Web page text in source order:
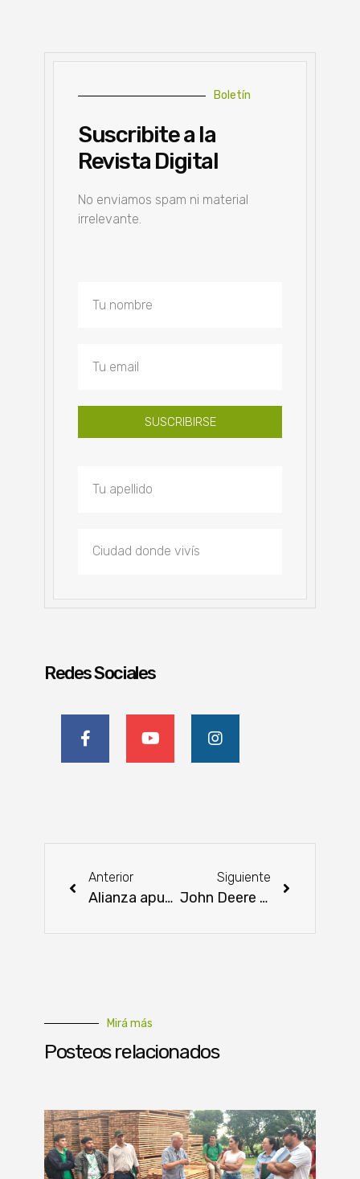
Boletín
Suscribite a la
Revista Digital
No enviamos spam ni material
irrelevante.
SUSCRIBIRSE
Redes Sociales
Anterior
Alianza apunta a generar sinergia entre el sector académico, productivo y gubernamental en provecho de la sociedad
Siguiente
John Deere anunció en la CES 2022 el lanzamiento de un tractor autónomo
Mirá más
Posteos relacionados